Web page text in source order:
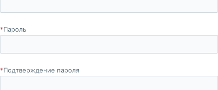
*Пароль
*Подтверждение пароля